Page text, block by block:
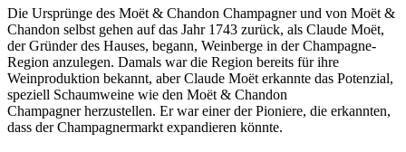
Die Ursprünge des Moët & Chandon Champagner und von Moët &
Chandon selbst gehen auf das Jahr 1743 zurück, als Claude Moët,
der Gründer des Hauses, begann, Weinberge in der Champagne-
Region anzulegen. Damals war die Region bereits für ihre
Weinproduktion bekannt, aber Claude Moët erkannte das Potenzial,
speziell Schaumweine wie den Moët & Chandon
Champagner herzustellen. Er war einer der Pioniere, die erkannten,
dass der Champagnermarkt expandieren könnte.